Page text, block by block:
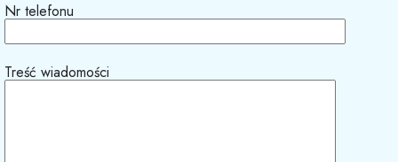
Nr telefonu
Treść wiadomości